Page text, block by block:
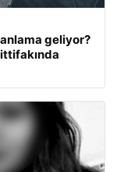
geliyor?